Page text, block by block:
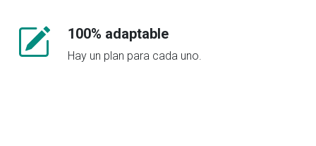
100% adaptable
Hay un plan para cada uno.